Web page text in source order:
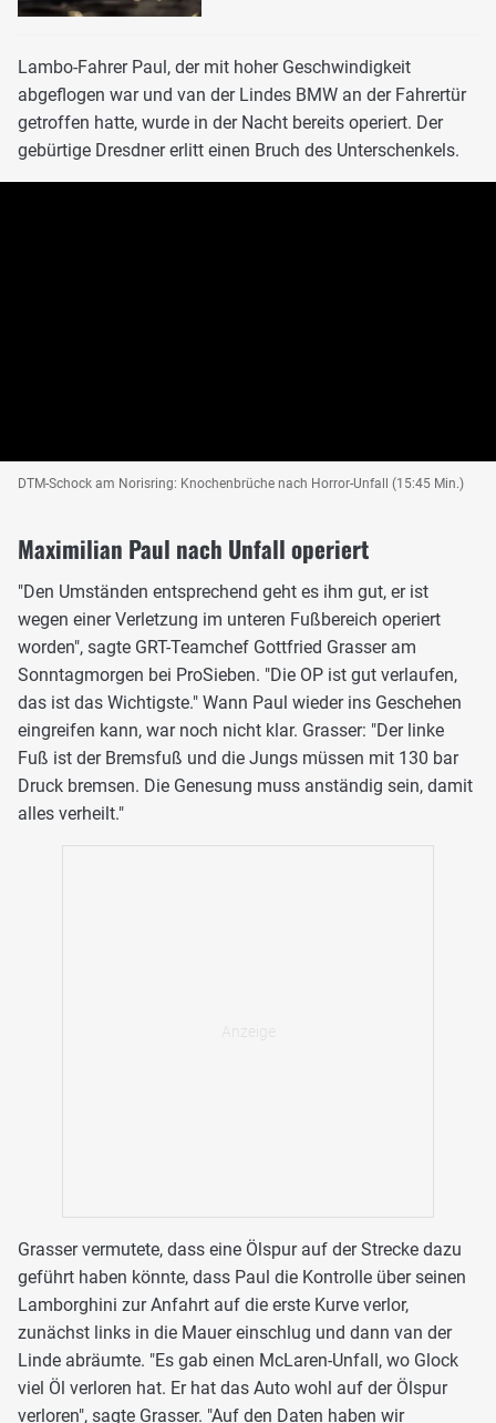
Lambo-Fahrer Paul, der mit hoher Geschwindigkeit
abgeflogen war und van der Lindes BMW an der Fahrertür
getroffen hatte, wurde in der Nacht bereits operiert. Der
gebürtige Dresdner erlitt einen Bruch des Unterschenkels.
DTM-Schock am Norisring: Knochenbrüche nach Horror-Unfall (15:45 Min.)
Maximilian Paul nach Unfall operiert
"Den Umständen entsprechend geht es ihm gut, er ist
wegen einer Verletzung im unteren Fußbereich operiert
worden", sagte GRT-Teamchef Gottfried Grasser am
Sonntagmorgen bei ProSieben. "Die OP ist gut verlaufen,
das ist das Wichtigste." Wann Paul wieder ins Geschehen
eingreifen kann, war noch nicht klar. Grasser: "Der linke
Fuß ist der Bremsfuß und die Jungs müssen mit 130 bar
Druck bremsen. Die Genesung muss anständig sein, damit
alles verheilt."
Grasser vermutete, dass eine Ölspur auf der Strecke dazu
geführt haben könnte, dass Paul die Kontrolle über seinen
Lamborghini zur Anfahrt auf die erste Kurve verlor,
zunächst links in die Mauer einschlug und dann van der
Linde abräumte. "Es gab einen McLaren-Unfall, wo Glock
viel Öl verloren hat. Er hat das Auto wohl auf der Ölspur
verloren", sagte Grasser. "Auf den Daten haben wir